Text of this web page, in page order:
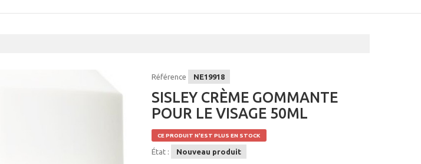
Référence NE19918
SISLEY CRÈME GOMMANTE
POUR LE VISAGE 50ML
CE PRODUIT N'EST PLUS EN STOCK
État : Nouveau produit